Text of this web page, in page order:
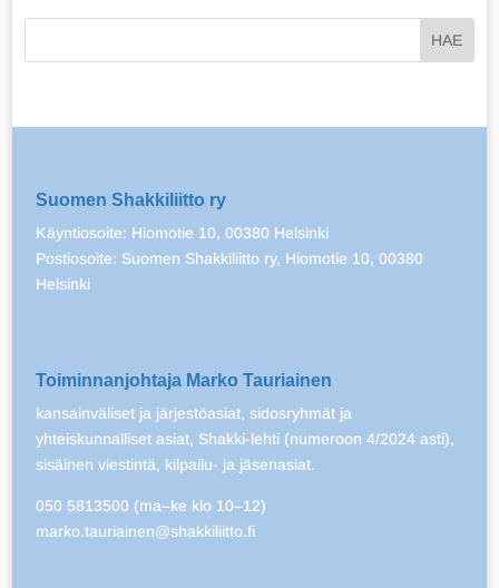
Suomen Shakkiliitto ry
Käyntiosoite: Hiomotie 10, 00380 Helsinki
Postiosoite: Suomen Shakkiliitto ry, Hiomotie 10, 00380
Helsinki
Toiminnanjohtaja Marko Tauriainen
kansainväliset ja järjestöasiat, sidosryhmät ja
yhteiskunnalliset asiat, Shakki-lehti (numeroon 4/2024 asti),
sisäinen viestintä, kilpailu- ja jäsenasiat.
050 5813500 (ma–ke klo 10–12)
marko.tauriainen@shakkiliitto.fi